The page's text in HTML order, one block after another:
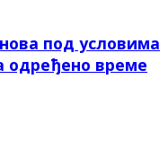
под условима
одређено време